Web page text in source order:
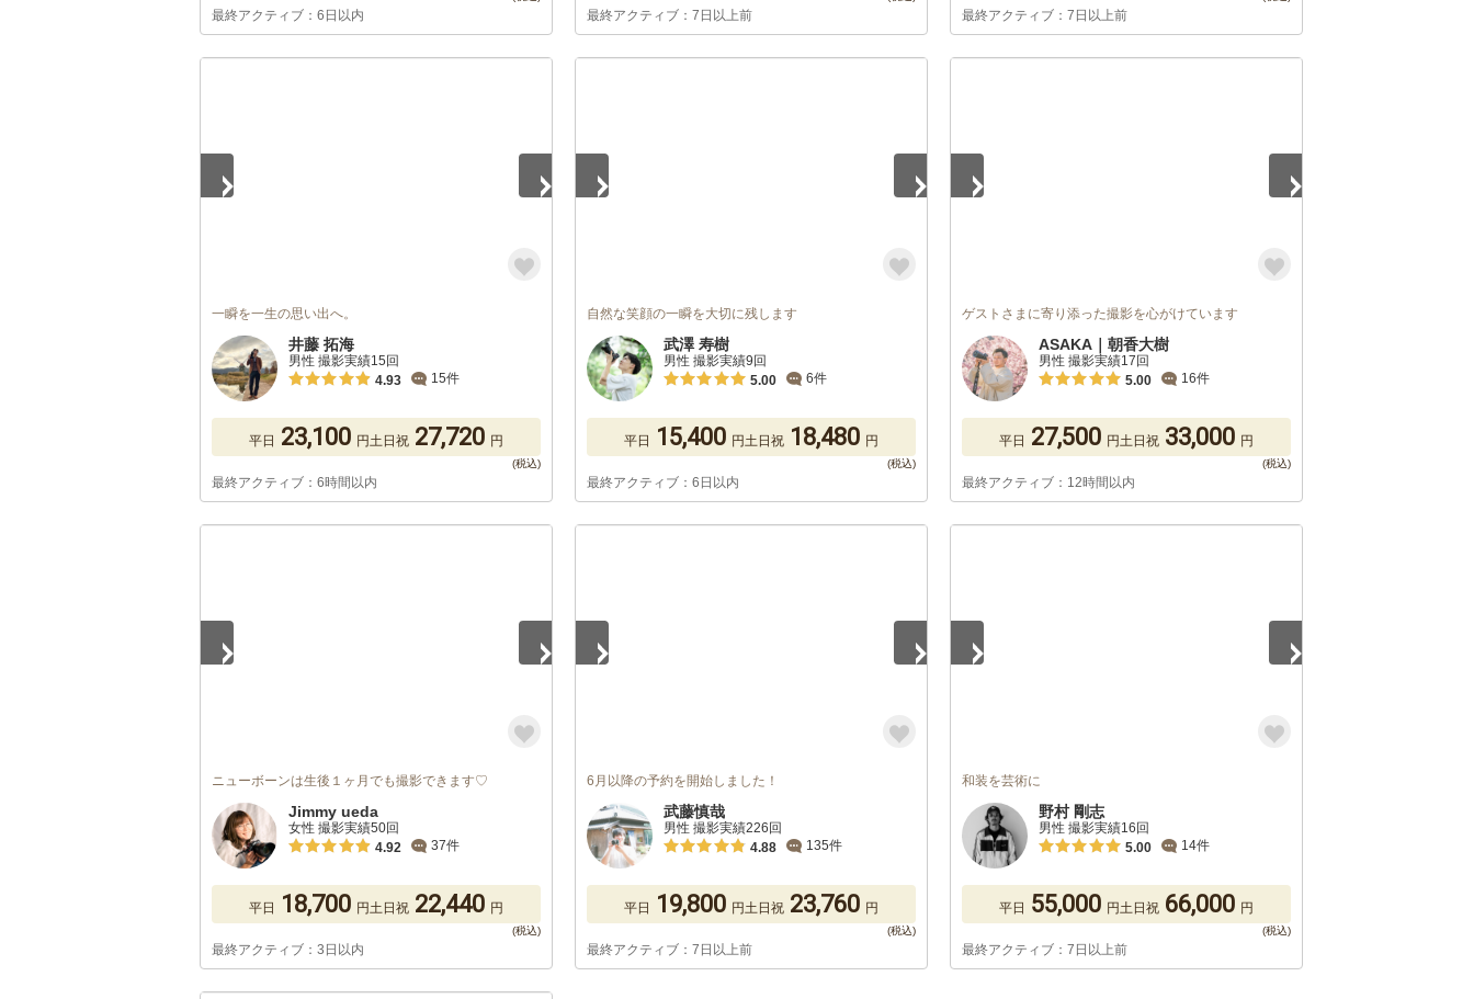
最終アクティブ：6日以内 最終アクティブ：7日以上前 最終アクティブ：7日以上前
一瞬を一生の思い出へ。
井藤 拓海
男性 撮影実績15回
4.93
15件
平日 23,100 円土日祝 27,720 円
最終アクティブ：6時間以内
自然な笑顔の一瞬を大切に残します
武澤 寿樹
男性 撮影実績9回
5.00
6件
平日 15,400 円土日祝 18,480 円
最終アクティブ：6日以内
ゲストさまに寄り添った撮影を心がけています
ASAKA｜朝香大樹
男性 撮影実績17回
5.00
16件
平日 27,500 円土日祝 33,000 円
最終アクティブ：12時間以内
ニューボーンは生後１ヶ月でも撮影できます♡
Jimmy ueda
女性 撮影実績50回
4.92
37件
平日 18,700 円土日祝 22,440 円
最終アクティブ：3日以内
6月以降の予約を開始しました！
武藤慎哉
男性 撮影実績226回
4.88
135件
平日 19,800 円土日祝 23,760 円
最終アクティブ：7日以上前
和装を芸術に
野村 剛志
男性 撮影実績16回
5.00
14件
平日 55,000 円土日祝 66,000 円
最終アクティブ：7日以上前